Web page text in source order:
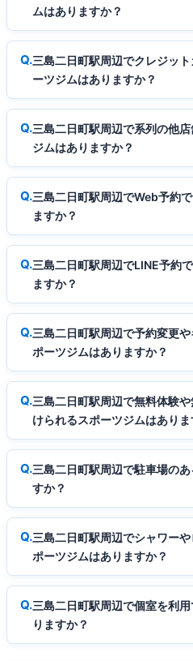
ムはありますか？
三島二日町駅周辺でクレジッ
ーツジムはありますか？
三島二日町駅周辺で系列の他
ジムはありますか？
三島二日町駅周辺でWeb予約
ますか？
三島二日町駅周辺でLINE予約
ますか？
三島二日町駅周辺で予約変更
ポーツジムはありますか？
三島二日町駅周辺で無料体験
けられるスポーツジムはありま
三島二日町駅周辺で駐車場の
すか？
三島二日町駅周辺でシャワー
ポーツジムはありますか？
三島二日町駅周辺で個室を利
りますか？